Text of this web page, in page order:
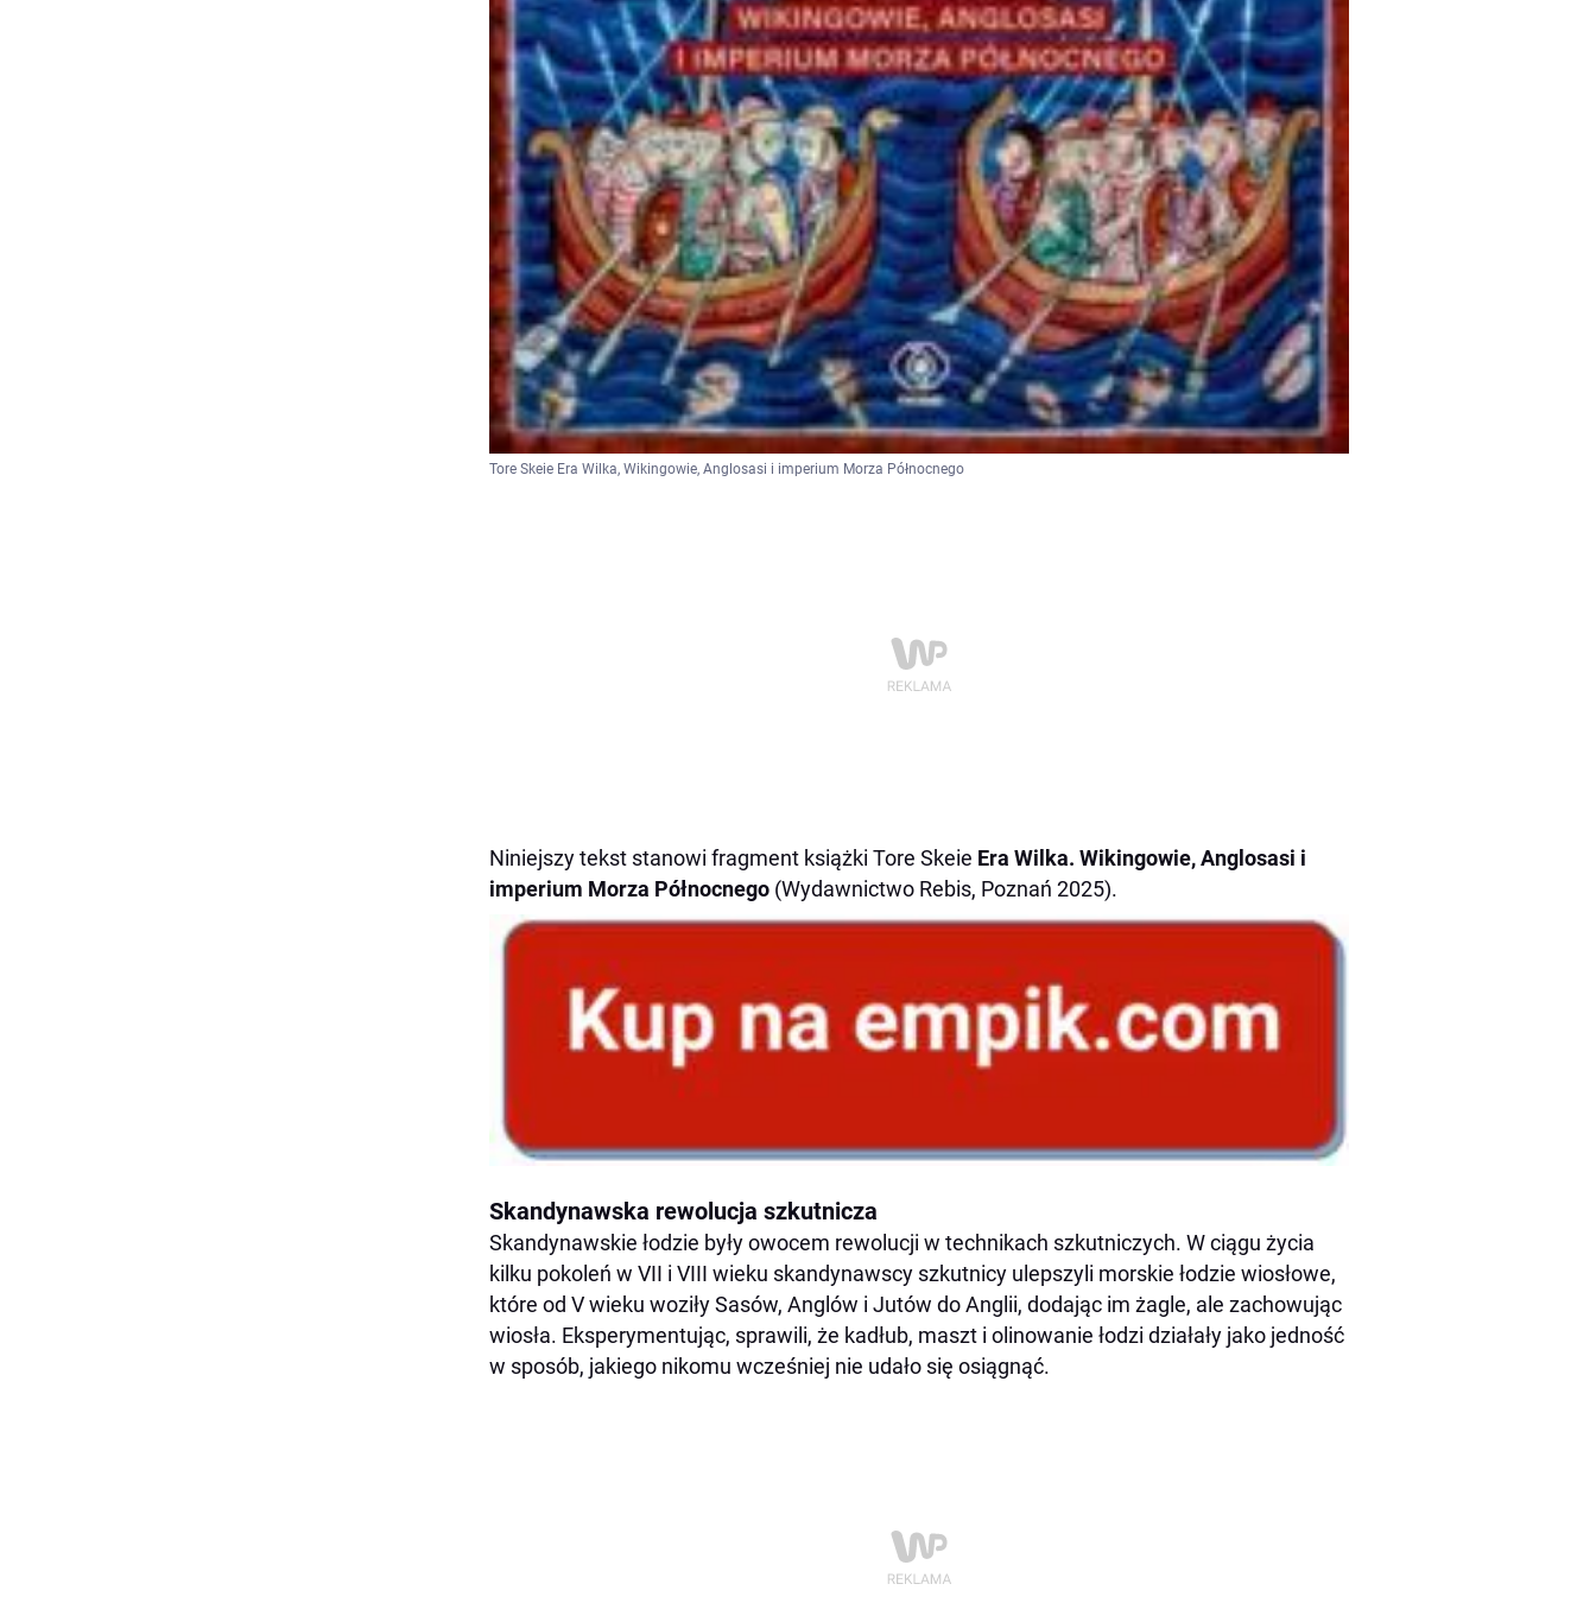
Tore Skeie Era Wilka, Wikingowie, Anglosasi i imperium Morza Północnego
Niniejszy tekst stanowi fragment książki Tore Skeie Era Wilka. Wikingowie, Anglosasi i
imperium Morza Północnego (Wydawnictwo Rebis, Poznań 2025).
Skandynawska rewolucja szkutnicza
Skandynawskie łodzie były owocem rewolucji w technikach szkutniczych. W ciągu życia
kilku pokoleń w VII i VIII wieku skandynawscy szkutnicy ulepszyli morskie łodzie wiosłowe,
które od V wieku woziły Sasów, Anglów i Jutów do Anglii, dodając im żagle, ale zachowując
wiosła. Eksperymentując, sprawili, że kadłub, maszt i olinowanie łodzi działały jako jedność
w sposób, jakiego nikomu wcześniej nie udało się osiągnąć.